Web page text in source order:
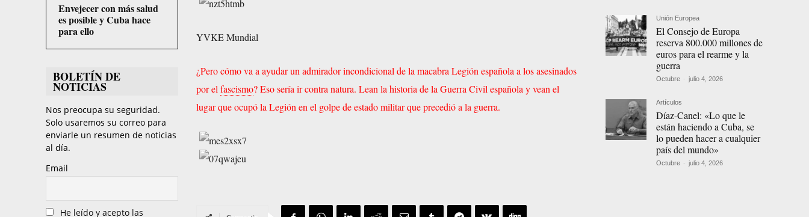
Envejecer con más salud
es posible y Cuba hace
para ello
BOLETÍN DE
NOTICIAS
Nos preocupa su seguridad.
Solo usaremos su correo para
enviarle un resumen de noticias
al día.
Email
He leído y acepto las
YVKE Mundial
¿Pero cómo va a ayudar un admirador incondicional de la macabra Legión española a los asesinados
por elfascismo? Eso sería ir contra natura. Lean la historia de la Guerra Civil española y vean el
lugar que ocupó la Legión en el golpe de estado militar que precedió a la guerra.
Unión Europea
El Consejo de Europa
reserva 800.000 millones de
euros para el rearme y la
guerra
Octubre - julio 4, 2026
Artículos
Díaz-Canel: «Lo que le
están haciendo a Cuba, se
lo pueden hacer a cualquier
país del mundo»
Octubre - julio 4, 2026